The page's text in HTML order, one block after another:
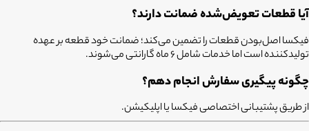
آیا قطعات تعویض‌شده ضمانت دارند؟
فیکسا اصل‌بودن قطعات را تضمین می‌کند؛ ضمانت خود قطعه بر عهده
تولیدکننده است اما خدمات شامل ۶ ماه گارانتی می‌شوند.
چگونه پیگیری سفارش انجام دهم؟
از طریق پشتیبانی اختصاصی فیکسا یا اپلیکیشن.